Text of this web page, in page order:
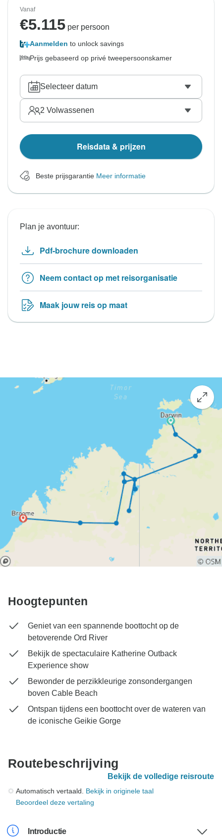
Vanaf
€5.115 per persoon
Aanmelden to unlock savings
Prijs gebaseerd op privé tweepersoonskamer
Selecteer datum
2 Volwassenen
Reisdata & prijzen
Beste prijsgarantie Meer informatie
Plan je avontuur:
Pdf-brochure downloaden
Neem contact op met reisorganisatie
Maak jouw reis op maat
Hoogtepunten
Geniet van een spannende boottocht op de
betoverende Ord River
Bekijk de spectaculaire Katherine Outback
Experience show
Bewonder de perzikkleurige zonsondergangen
boven Cable Beach
Ontspan tijdens een boottocht over de wateren van
de iconische Geikie Gorge
Routebeschrijving
Bekijk de volledige reisroute
Automatisch vertaald. Bekijk in originele taal
Beoordeel deze vertaling
Introductie